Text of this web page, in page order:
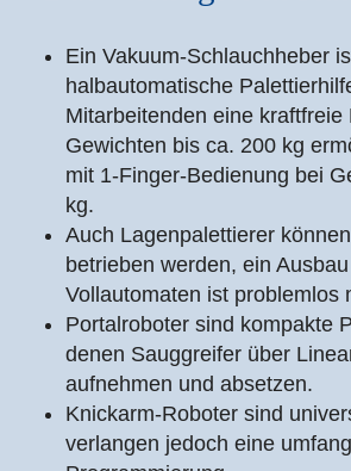
Ein Vakuum-Schlauchheber
halbautomatische
Mitarbeitenden eine kraftfreie
Gewichten bis ca. 200 kg
mit 1-Finger-Bedienung bei
kg.
Auch Lagenpalettierer
betrieben werden, ein
Vollautomaten ist problemlos
Portalroboter sind kompakte
denen Sauggreifer über
aufnehmen und absetzen.
Knickarm-Roboter sind
verlangen jedoch eine